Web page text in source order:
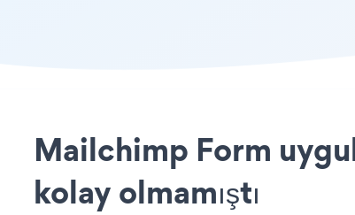
Mailchimp Form
kolay olmamıştı